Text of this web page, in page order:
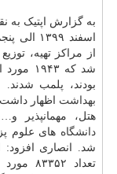
از مراکز تهیه،
شد که
بودند، پلمب
بهداشت
هتل، مهمانپذیر
دانشگاه
تعداد